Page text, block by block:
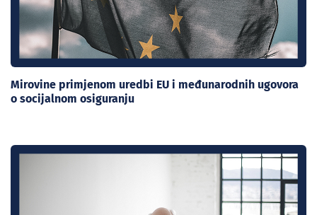
Mirovine primjenom uredbi EU i međunarodnih ugovora
o socijalnom osiguranju